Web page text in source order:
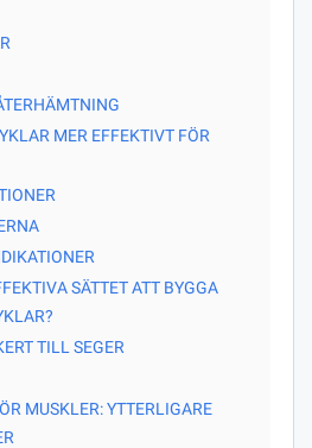
MER EFFEKTIVT FÖR
SÄTTET ATT BYGGA
TILL SEGER
MUSKLER: YTTERLIGARE